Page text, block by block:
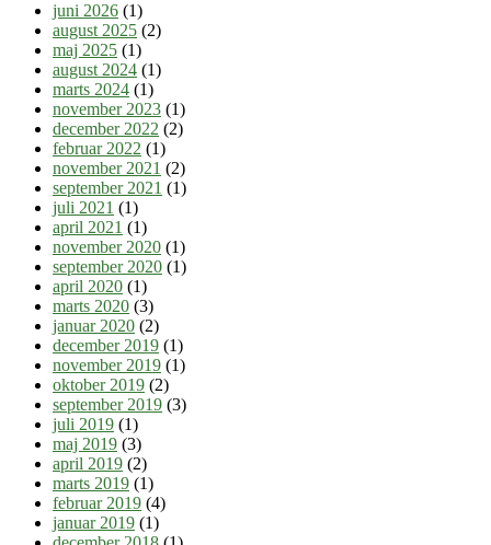
juni 2026 (1)
august 2025 (2)
maj 2025 (1)
august 2024 (1)
marts 2024 (1)
november 2023 (1)
december 2022 (2)
februar 2022 (1)
november 2021 (2)
september 2021 (1)
juli 2021 (1)
april 2021 (1)
november 2020 (1)
september 2020 (1)
april 2020 (1)
marts 2020 (3)
januar 2020 (2)
december 2019 (1)
november 2019 (1)
oktober 2019 (2)
september 2019 (3)
juli 2019 (1)
maj 2019 (3)
april 2019 (2)
marts 2019 (1)
februar 2019 (4)
januar 2019 (1)